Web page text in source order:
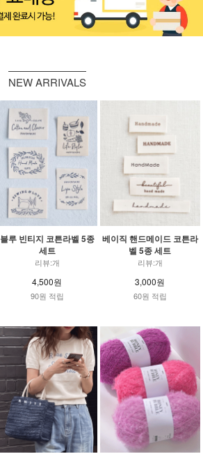
NEW ARRIVALS
블루 빈티지 코튼라벨 5종
세트
리뷰:개
4,500원
90원 적립
베이직 핸드메이드 코튼라
벨 5종 세트
리뷰:개
3,000원
60원 적립